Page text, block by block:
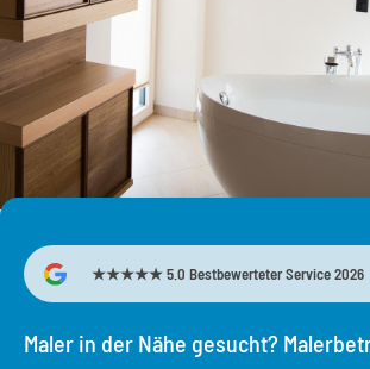
★★★★★ 5.0 Bestbewerteter Service 2026
Maler in der Nähe gesucht?